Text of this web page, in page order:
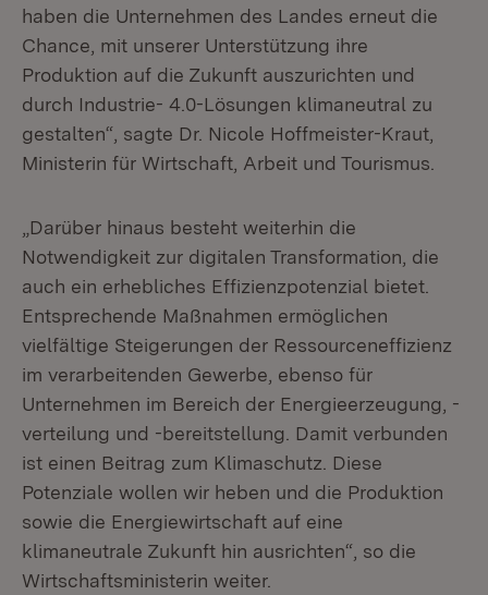
haben die Unternehmen des Landes erneut die
Chance, mit unserer Unterstützung ihre
Produktion auf die Zukunft auszurichten und
durch Industrie- 4.0-Lösungen klimaneutral zu
gestalten“, sagte Dr. Nicole Hoffmeister-Kraut,
Ministerin für Wirtschaft, Arbeit und Tourismus.
„Darüber hinaus besteht weiterhin die
Notwendigkeit zur digitalen Transformation, die
auch ein erhebliches Effizienzpotenzial bietet.
Entsprechende Maßnahmen ermöglichen
vielfältige Steigerungen der Ressourceneffizienz
im verarbeitenden Gewerbe, ebenso für
Unternehmen im Bereich der Energieerzeugung, -
verteilung und -bereitstellung. Damit verbunden
ist einen Beitrag zum Klimaschutz. Diese
Potenziale wollen wir heben und die Produktion
sowie die Energiewirtschaft auf eine
klimaneutrale Zukunft hin ausrichten“, so die
Wirtschaftsministerin weiter.